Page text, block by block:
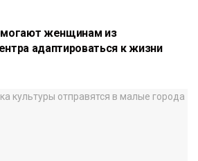
женщинам из
адаптироваться к жизни